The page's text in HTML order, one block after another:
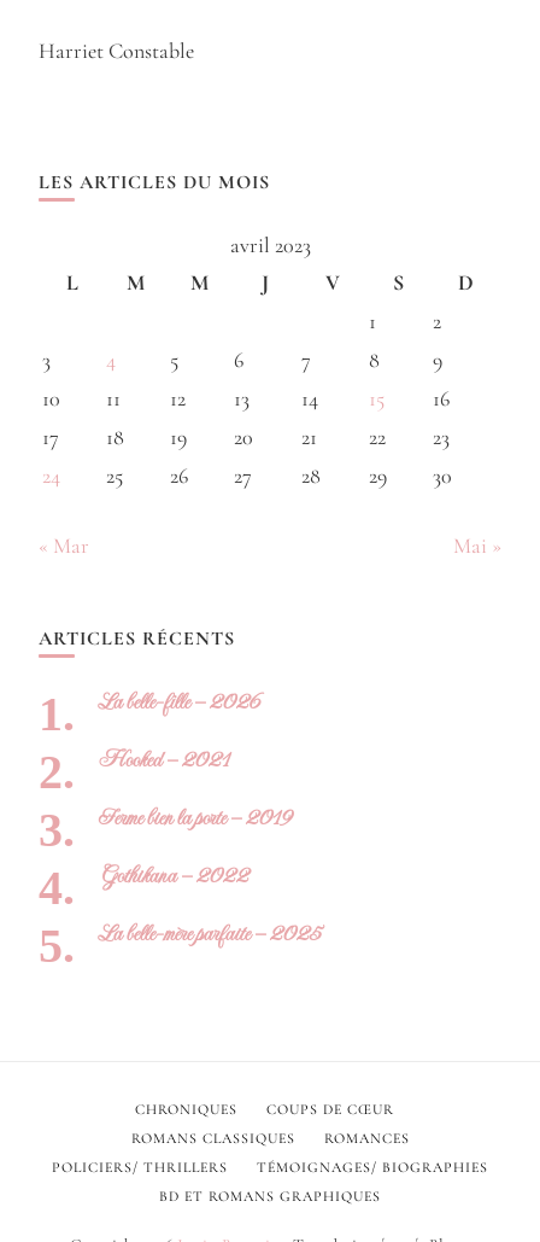
Harriet Constable
LES ARTICLES DU MOIS
avril 2023
L
M M J V S
D
1
2
3
4 5 6 7 8
9
10
11 12 13 14 15
16
17
18 19 20 21 22
23
24
25 26 27 28 29 30
« Mar Mai »
ARTICLES RÉCENTS
La belle-fille – 2026
Hooked – 2021
Ferme bien la porte – 2019
Gothikana – 2022
La belle-mère parfaite – 2025
CHRONIQUES
COUPS DE CŒUR
ROMANS CLASSIQUES
ROMANCES
POLICIERS/ THRILLERS
TÉMOIGNAGES/ BIOGRAPHIES
BD ET ROMANS GRAPHIQUES